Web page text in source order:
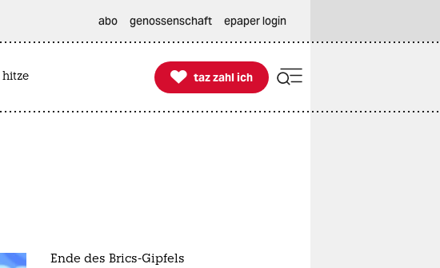
abo genossenschaft epaper login
hitze 
taz zahl ich
taz zahl ich
Ende des Brics-Gipfels